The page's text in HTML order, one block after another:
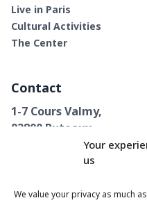
Your
us
We value your privacy as much
Live in Paris
Cultural Activities
The Center
Contact
1-7 Cours Valmy,
92800 Puteaux
+33 1 89 62 26 82